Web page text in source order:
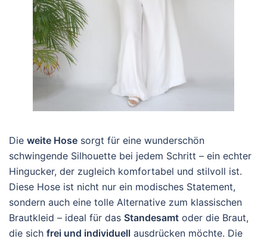
Die weite Hose sorgt für eine wunderschön
schwingende Silhouette bei jedem Schritt – ein echter
Hingucker, der zugleich komfortabel und stilvoll ist.
Diese Hose ist nicht nur ein modisches Statement,
sondern auch eine tolle Alternative zum klassischen
Brautkleid – ideal für das Standesamt oder die Braut,
die sich frei und individuell ausdrücken möchte. Die